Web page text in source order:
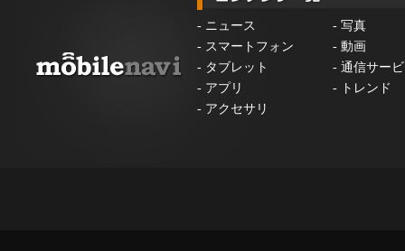
- ニュース - 写真
- スマートフォン - 動画
- タブレット - 通信サー
- アプリ -
トレンド
- アクセサリ